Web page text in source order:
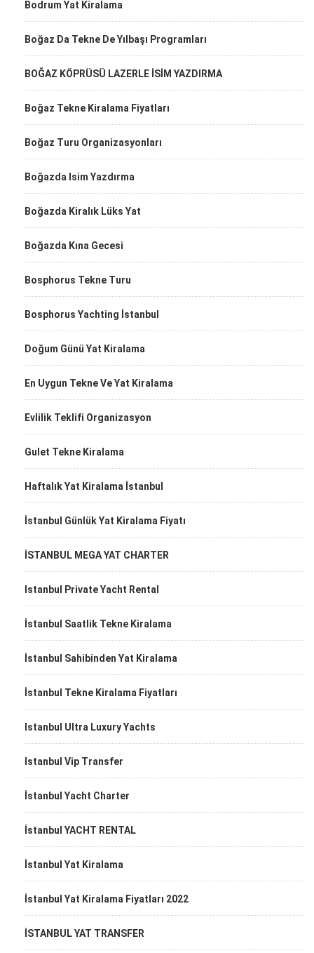
Bodrum Yat Kiralama
Boğaz Da Tekne De Yılbaşı Programları
BOĞAZ KÖPRÜSÜ LAZERLE İSİM YAZDIRMA
Boğaz Tekne Kiralama Fiyatları
Boğaz Turu Organizasyonları
Boğazda Isim Yazdırma
Boğazda Kiralık Lüks Yat
Boğazda Kına Gecesi
Bosphorus Tekne Turu
Bosphorus Yachting İstanbul
Doğum Günü Yat Kiralama
En Uygun Tekne Ve Yat Kiralama
Evlilik Teklifi Organizasyon
Gulet Tekne Kiralama
Haftalık Yat Kiralama İstanbul
İstanbul Günlük Yat Kiralama Fiyatı
İSTANBUL MEGA YAT CHARTER
Istanbul Private Yacht Rental
İstanbul Saatlik Tekne Kiralama
İstanbul Sahibinden Yat Kiralama
İstanbul Tekne Kiralama Fiyatları
Istanbul Ultra Luxury Yachts
Istanbul Vip Transfer
İstanbul Yacht Charter
İstanbul YACHT RENTAL
İstanbul Yat Kiralama
İstanbul Yat Kiralama Fiyatları 2022
İSTANBUL YAT TRANSFER